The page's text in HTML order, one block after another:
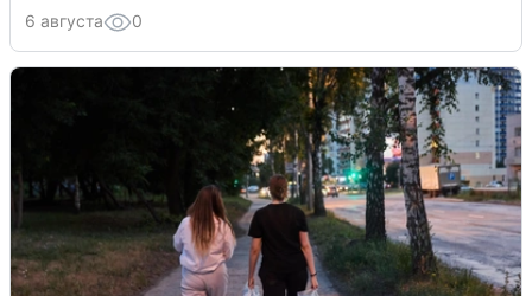
6 августа 0